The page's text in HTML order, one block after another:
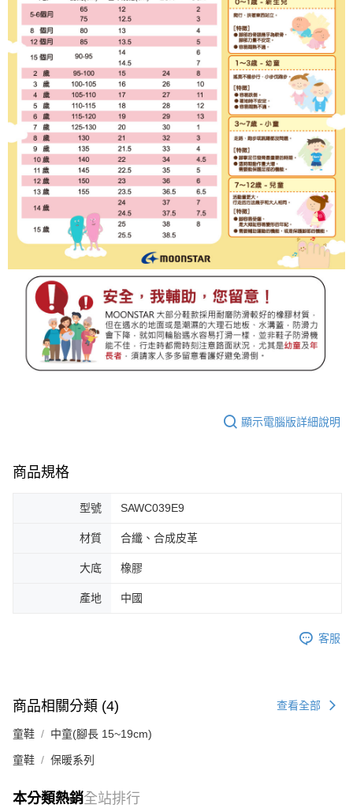
顯示電腦版詳細說明
商品規格
型號 SAWC039E9
材質 合纖、合成皮革
大底 橡膠
產地 中國
客服
商品相關分類 (4) 查看全部
童鞋 中童(腳長 15~19cm)
童鞋 保暖系列
本分類熱銷全站排行